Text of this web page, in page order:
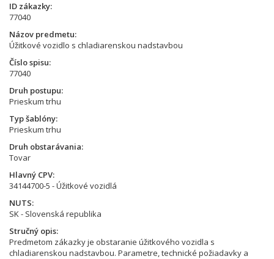
ID zákazky
77040
Názov predmetu
Úžitkové vozidlo s chladiarenskou nadstavbou
Číslo spisu
77040
Druh postupu
Prieskum trhu
Typ šablóny
Prieskum trhu
Druh obstarávania
Tovar
Hlavný CPV
34144700-5 - Úžitkové vozidlá
NUTS
SK - Slovenská republika
Stručný opis
Predmetom zákazky je obstaranie úžitkového vozidla s
chladiarenskou nadstavbou. Parametre, technické požiadavky a